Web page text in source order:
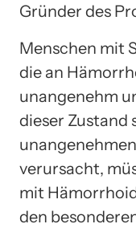
Gründer des
Menschen mit
die an
unangenehm
dieser Zustand
verursacht,
mit
den